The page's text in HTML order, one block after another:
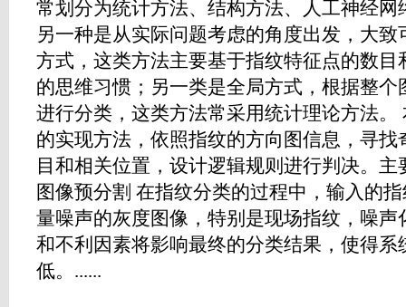
常划分为统计方法、结构方法、人工神经
另一种是从实际问题考虑的角度出发，大
方式，这类方法主要基于指纹特征点的数
的思维习惯；另一类是全局方式，根据整
进行分类，这类方法常采用统计理论方法
的实现方法，依照指纹的方向图信息，寻
目和相关位置，设计逻辑规则进行判决。
图像预分割 在指纹分类的过程中，输入的
量噪声的灰度图像，特别是现场指纹，噪
和不利因素将影响最终的分类结果，使得
低。......